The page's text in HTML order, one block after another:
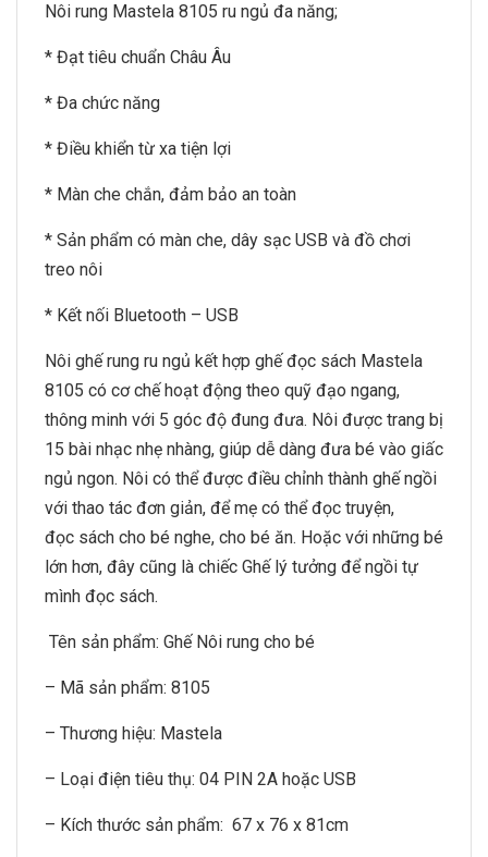
Nôi rung Mastela 8105 ru ngủ đa năng;
* Đạt tiêu chuẩn Châu Âu
* Đa chức năng
* Điều khiển từ xa tiện lợi
* Màn che chắn, đảm bảo an toàn
* Sản phẩm có màn che, dây sạc USB và đồ chơi
treo nôi
* Kết nối Bluetooth – USB
Nôi ghế rung ru ngủ kết hợp ghế đọc sách Mastela
8105 có cơ chế hoạt động theo quỹ đạo ngang,
thông minh với 5 góc độ đung đưa. Nôi được trang bị
15 bài nhạc nhẹ nhàng, giúp dễ dàng đưa bé vào giấc
ngủ ngon. Nôi có thể được điều chỉnh thành ghế ngồi
với thao tác đơn giản, để mẹ có thể đọc truyện,
đọc sách cho bé nghe, cho bé ăn. Hoặc với những bé
lớn hơn, đây cũng là chiếc Ghế lý tưởng để ngồi tự
mình đọc sách.
Tên sản phẩm: Ghế Nôi rung cho bé
– Mã sản phẩm: 8105
– Thương hiệu: Mastela
– Loại điện tiêu thụ: 04 PIN 2A hoặc USB
– Kích thước sản phẩm: 67 x 76 x 81cm